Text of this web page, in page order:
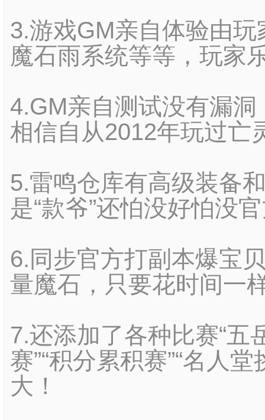
3.游戏GM亲自体验由
魔石雨系统等等，玩家
4.GM亲自测试没有漏
相信自从2012年玩过亡
5.雷鸣仓库有高级装备
是“款爷”还怕没好怕没
6.同步官方打副本爆宝
量魔石，只要花时间一
7.还添加了各种比赛“五
赛”“积分累积赛”“名人
大！